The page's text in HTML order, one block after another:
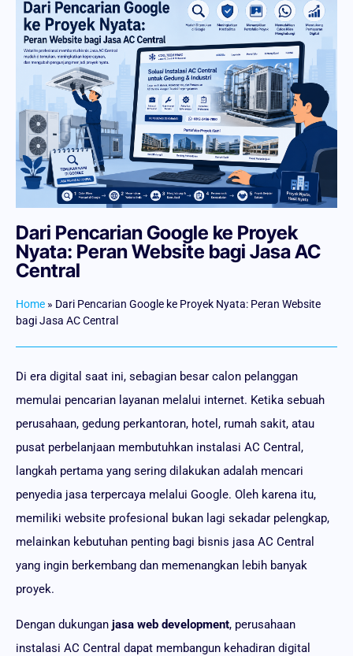
Dari Pencarian Google ke Proyek
Nyata: Peran Website bagi Jasa AC
Central
Home » Dari Pencarian Google ke Proyek Nyata: Peran Website
bagi Jasa AC Central
Di era digital saat ini, sebagian besar calon pelanggan
memulai pencarian layanan melalui internet. Ketika sebuah
perusahaan, gedung perkantoran, hotel, rumah sakit, atau
pusat perbelanjaan membutuhkan instalasi AC Central,
langkah pertama yang sering dilakukan adalah mencari
penyedia jasa terpercaya melalui Google. Oleh karena itu,
memiliki website profesional bukan lagi sekadar pelengkap,
melainkan kebutuhan penting bagi bisnis jasa AC Central
yang ingin berkembang dan memenangkan lebih banyak
proyek.
Dengan dukungan jasa web development, perusahaan
instalasi AC Central dapat membangun kehadiran digital